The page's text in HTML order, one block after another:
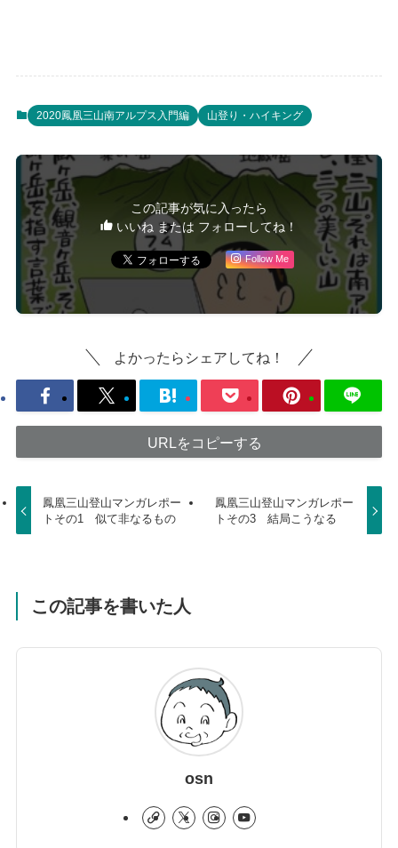
2020鳳凰三山南アルプス入門編 山登り・ハイキング
この記事が気に入ったら
いいね または フォローしてね！
Follow Me
よかったらシェアしてね！
URLをコピーする
鳳凰三山登山マンガレポー
トその1 似て非なるもの
鳳凰三山登山マンガレポー
トその3 結局こうなる
この記事を書いた人
osn